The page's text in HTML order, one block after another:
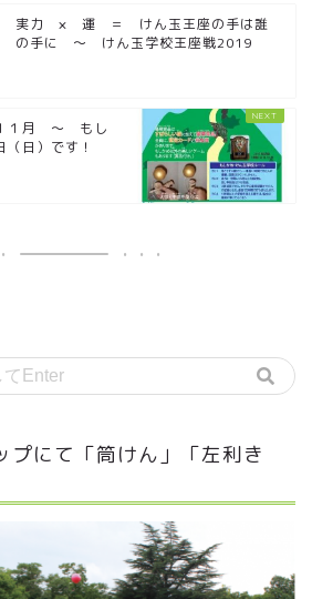
実力 × 運 ＝ けん玉王座の手は誰
の手に ～ けん玉学校王座戦2019
１月 ～ もし
日）です！
プにて「筒けん」「左利き